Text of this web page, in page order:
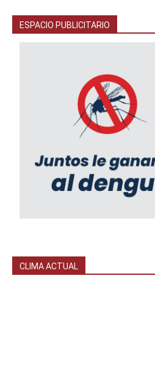
ESPACIO PUBLICITARIO
CLIMA ACTUAL